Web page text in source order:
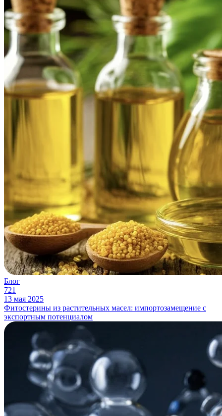
Блог
721
13 мая 2025
Фитостерины из растительных масел: импортозамещение с
экспортным потенциалом